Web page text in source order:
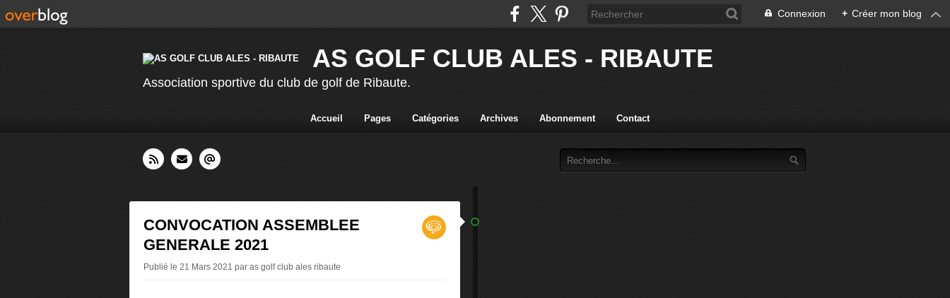
Connexion + Créer mon blog
AS GOLF CLUB ALES - RIBAUTE
Association sportive du club de golf de Ribaute.
Accueil Pages Catégories Archives Abonnement Contact
CONVOCATION ASSEMBLEE
GENERALE 2021
Publié le 21 Mars 2021 par as golf club ales ribaute